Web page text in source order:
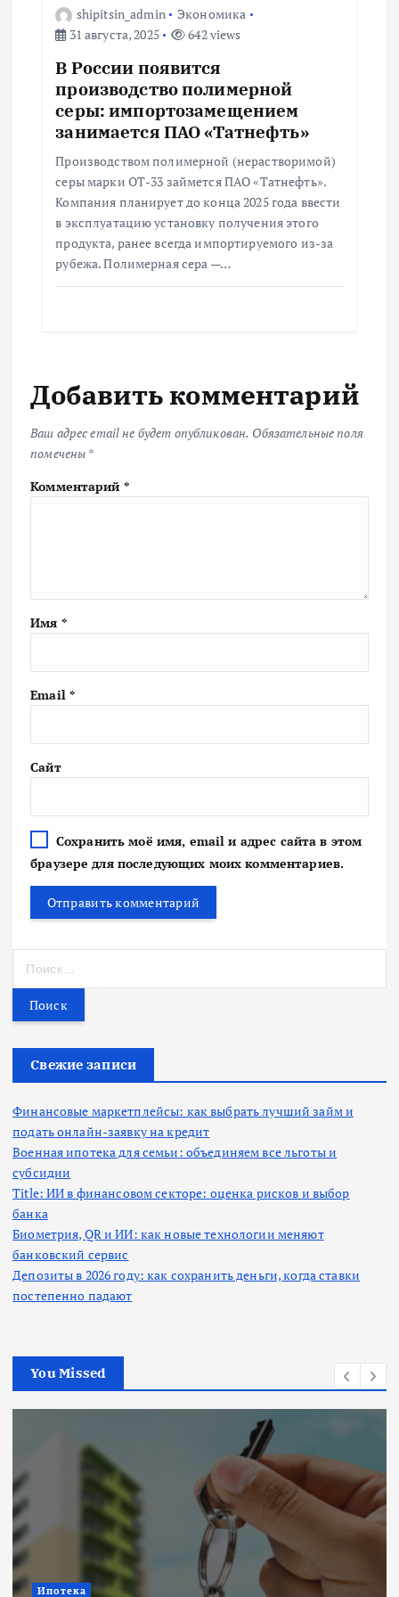
shipitsin_admin
Экономика
31 августа, 2025
642 views
В России появится
производство полимерной
серы: импортозамещением
занимается ПАО «Татнефть»
Производством полимерной (нерастворимой)
серы марки ОТ-33 займется ПАО «Татнефть».
Компания планирует до конца 2025 года ввести
в эксплуатацию установку получения этого
продукта, ранее всегда импортируемого из-за
рубежа. Полимерная сера —…
Добавить комментарий
Ваш адрес email не будет опубликован. Обязательные поля
помечены *
Комментарий *
Имя *
Email *
Сайт
Сохранить моё имя, email и адрес сайта в этом
браузере для последующих моих комментариев.
т
Свежие записи
Финансовые маркетплейсы: как выбрать лучший займ и
подать онлайн-заявку на кредит
Военная ипотека для семьи: объединяем все льготы и
субсидии
Title: ИИ в финансовом секторе: оценка рисков и выбор
банка
Биометрия, QR и ИИ: как новые технологии меняют
банковский сервис
Депозиты в 2026 году: как сохранить деньги, когда ставки
постепенно падают
You Missed